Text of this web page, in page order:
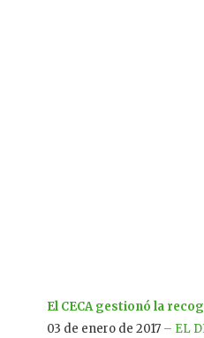
El CECA gestionó la
03 de enero de 2017 – EL